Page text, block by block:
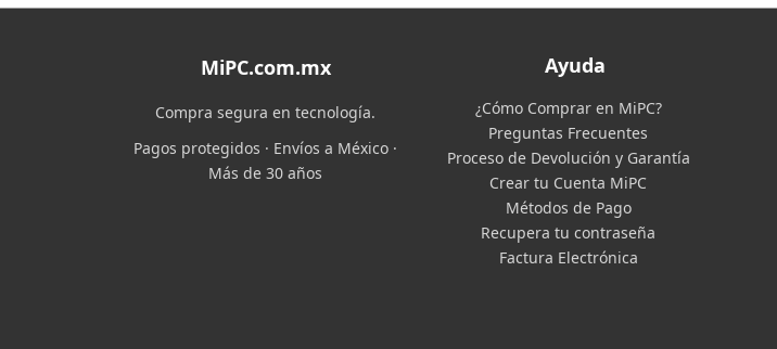
MiPC.com.mx
Compra segura en tecnología.
Pagos protegidos · Envíos a México ·
Más de 30 años
Ayuda
¿Cómo Comprar en MiPC?
Preguntas Frecuentes
Proceso de Devolución y Garantía
Crear tu Cuenta MiPC
Métodos de Pago
Recupera tu contraseña
Factura Electrónica